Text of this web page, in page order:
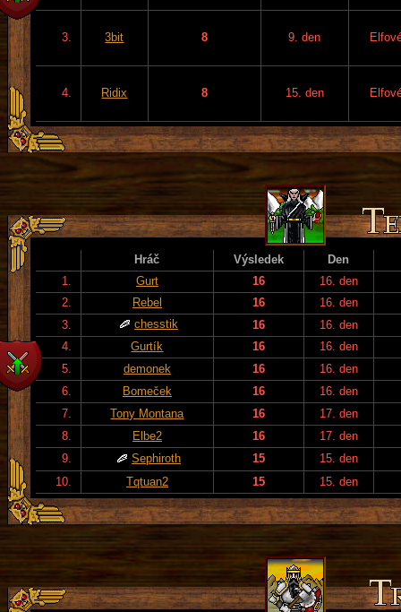
3. 3bit 8 9. den
4. Ridix 8 15. den
Hráč Výsledek
Den
1.
Gurt 16
16. den
2.
Rebel 16
16. den
3.
chesstik 16
16. den
4.
Gurtík 16
16. den
5.
demonek 16
16. den
6.
Bomeček 16
16. den
7.
Tony Montana 16
17. den
8.
Elbe2 16
17. den
9.
Sephiroth 15
15. den
10.
Tqtuan2 15 15. den